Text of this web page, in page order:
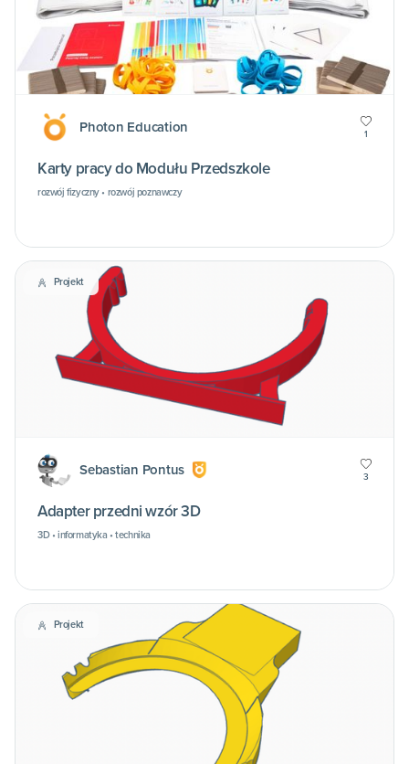
Photon Education 1
Karty pracy do Modułu Przedszkole
rozwój fizyczny • rozwój poznawczy
Projekt
Sebastian Pontus 3
Adapter przedni wzór 3D
3D • informatyka • technika
Projekt